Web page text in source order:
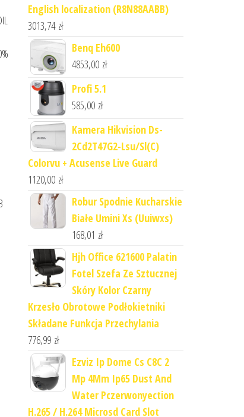
English localization (R8N88AABB)
3013,74 zł
Benq Eh600
4853,00 zł
Profi 5.1
585,00 zł
Kamera Hikvision Ds-
2Cd2T47G2-Lsu/Sl(C)
Colorvu + Acusense Live Guard
1120,00 zł
Robur Spodnie Kucharskie
Białe Umini Xs (Uuiwxs)
168,01 zł
Hjh Office 621600 Palatin
Fotel Szefa Ze Sztucznej
Skóry Kolor Czarny
Krzesło Obrotowe Podłokietniki
Składane Funkcja Przechylania
776,99 zł
Ezviz Ip Dome Cs C8C 2
Mp 4Mm Ip65 Dust And
Water Pczerwonyection
H.265 / H.264 Microsd Card Slot